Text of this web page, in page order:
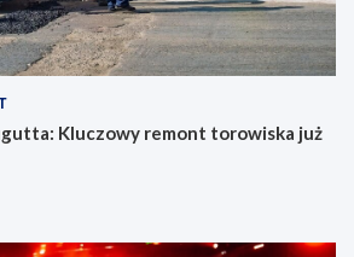
Kluczowy remont torowiska już